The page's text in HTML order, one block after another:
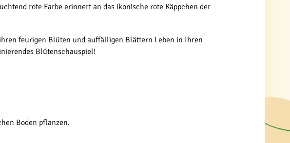
rote Farbe erinnert an das ikonische rote Käppchen der
feurigen Blüten und auffälligen Blättern Leben in Ihren
Blütenschauspiel!
Boden pflanzen.